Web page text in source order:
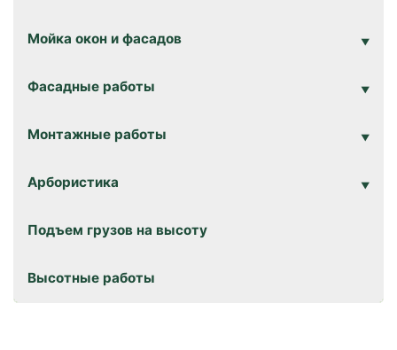
Мойка окон и фасадов
Фасадные работы
Монтажные работы
Арбористика
Подъем грузов на высоту
Высотные работы